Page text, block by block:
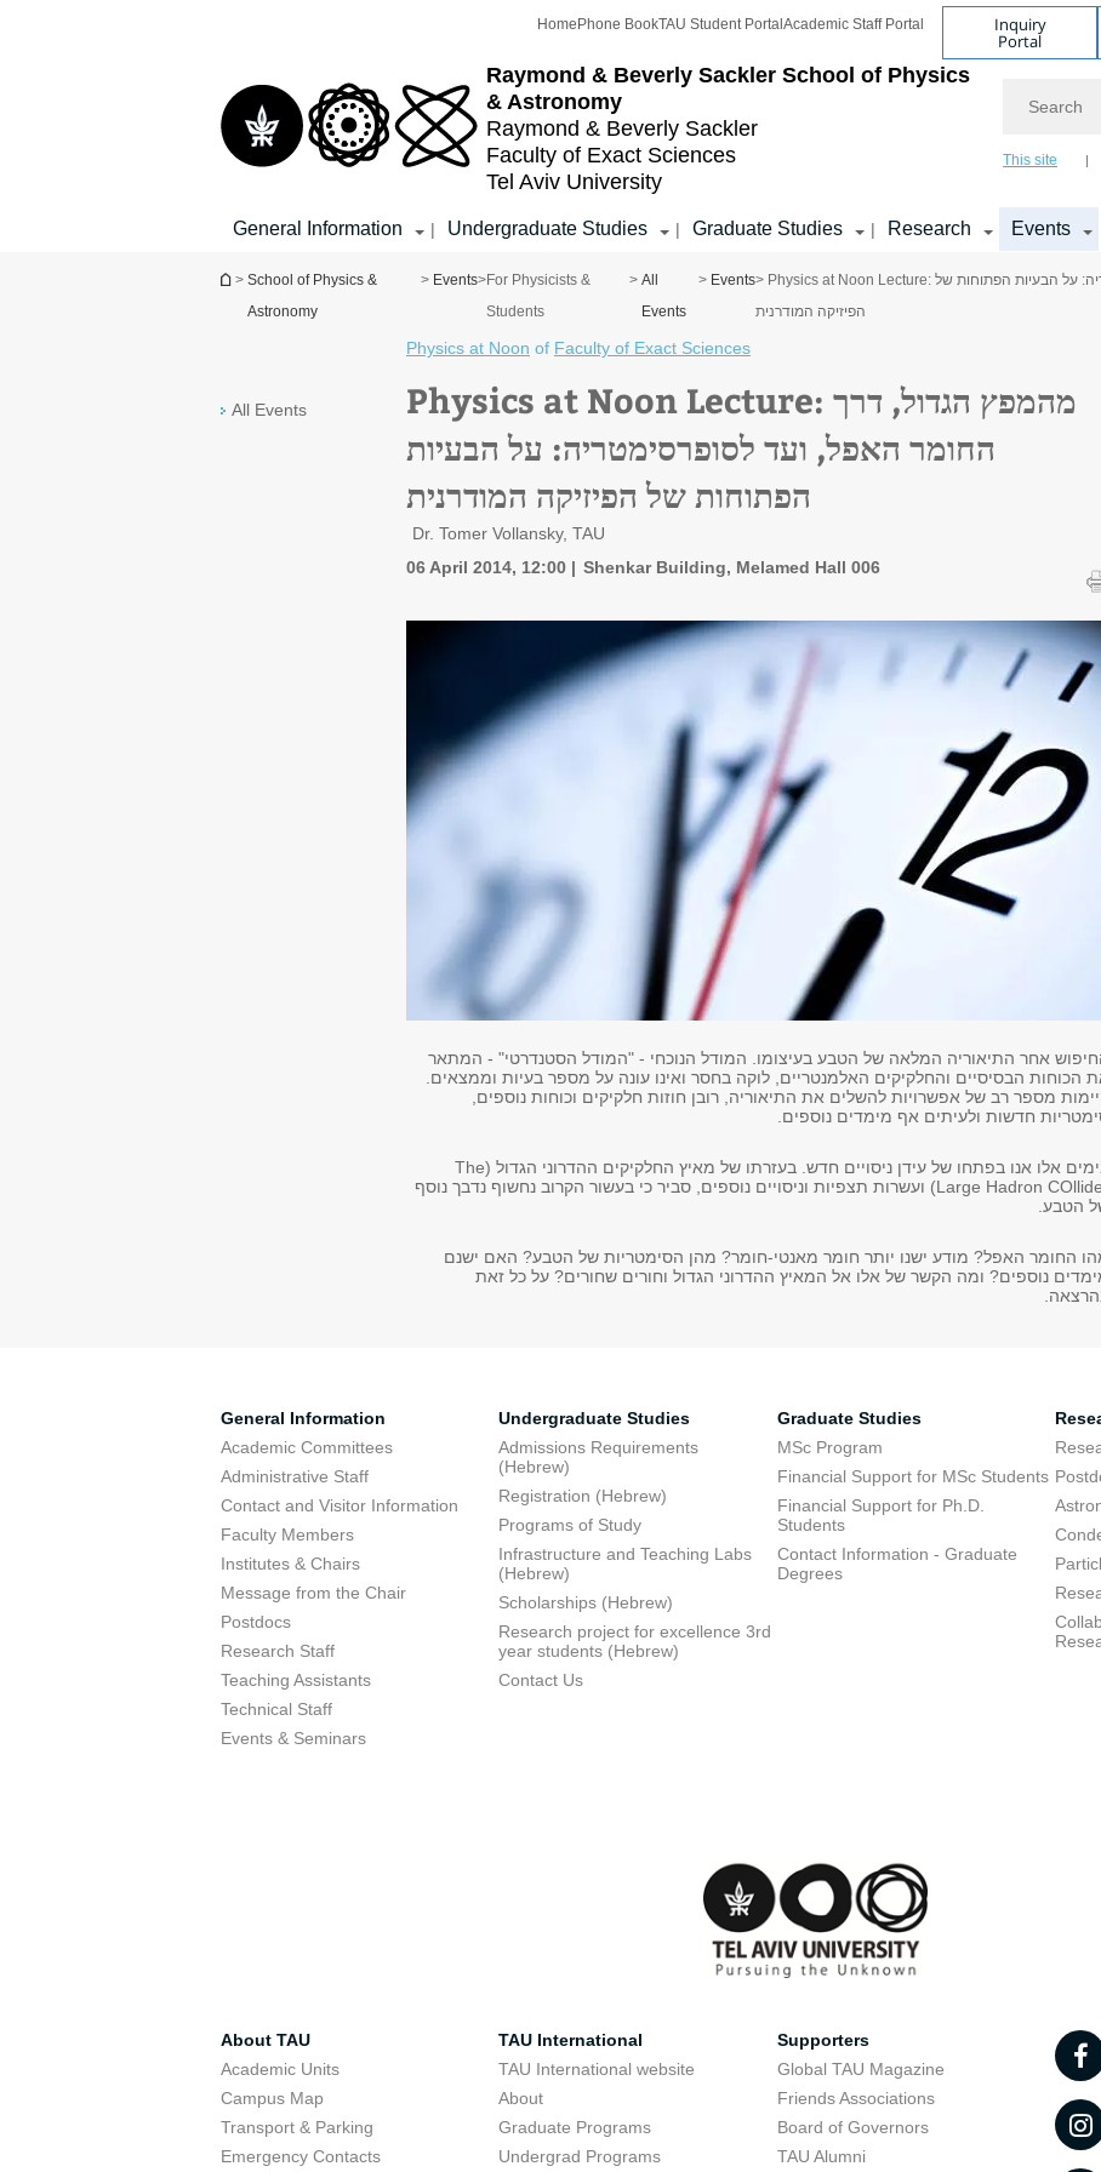
Raymond & Beverly Sackler School of Physics
& Astronomy
Raymond & Beverly Sackler
Faculty of Exact Sciences
Tel Aviv University
Home Phone BookTAU Student Portal Academic Staff Portal Inquiry
Portal
This site
General Information | Undergraduate Studies | Graduate Studies | Research Events
You are here
> School of Physics &
Astronomy
> Events>For Physicists &
Students
> All
Events
> Events> Physics at Noon Lecture: מהמפץ הגדול, דרך החומר האפל, ועד לסופרסימטריה: על הבעיות הפתוחות של
הפיזיקה המודרנית
All Events
Physics at Noon of Faculty of Exact Sciences
Physics at Noon Lecture: מהמפץ הגדול, דרך
החומר האפל, ועד לסופרסימטריה: על הבעיות
הפתוחות של הפיזיקה המודרנית
Dr. Tomer Vollansky, TAU
06 April 2014, 12:00
Shenkar Building, Melamed Hall 006
אחר התיאוריה המלאה של הטבע בעיצומו. המודל הנוכחי - "המודל הסטנדרטי" - המתאר
הכוחות הבסיסיים והחלקיקים האלמנטריים, לוקה בחסר ואינו עונה על מספר בעיות וממצאים.
מספר רב של אפשרויות להשלים את התיאוריה, רובן חוזות חלקיקים וכוחות נוספים,
חדשות ולעיתים אף מימדים נוספים.
בימים אלו אנו בפתחו של עידן ניסויים חדש. בעזרתו של מאיץ החלקיקים ההדרוני הגדול (The
Large Hadron COllider) ועשרות תצפיות וניסויים נוספים, סביר כי בעשור הקרוב נחשוף נדבך נוסף
הטבע.
החומר האפל? מודע ישנו יותר חומר מאנטי-חומר? מהן הסימטריות של הטבע? האם ישנם
נוספים? ומה הקשר של אלו אל המאיץ ההדרוני הגדול וחורים שחורים? על כל זאת
General Information
Academic Committees
Administrative Staff
Contact and Visitor Information
Faculty Members
Institutes & Chairs
Message from the Chair
Postdocs
Research Staff
Teaching Assistants
Technical Staff
Events & Seminars
Undergraduate Studies
Admissions Requirements
(Hebrew)
Registration (Hebrew)
Programs of Study
Infrastructure and Teaching Labs
(Hebrew)
Scholarships (Hebrew)
Research project for excellence 3rd
year students (Hebrew)
Contact Us
Graduate Studies
MSc Program
Financial Support for MSc Students
Financial Support for Ph.D.
Students
Contact Information - Graduate
Degrees
About TAU
Academic Units
Campus Map
Transport & Parking
Emergency Contacts
TAU International
TAU International website
About
Graduate Programs
Undergrad Programs
Supporters
Global TAU Magazine
Friends Associations
Board of Governors
TAU Alumni